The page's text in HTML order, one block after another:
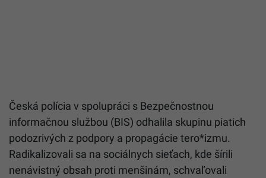
Česká polícia v spolupráci s Bezpečnostnou
informačnou službou (BIS) odhalila skupinu piatich
podozrivých z podpory a propagácie tero*izmu.
Radikalizovali sa na sociálnych sieťach, kde šírili
nenávistný obsah proti menšinám, schvaľovali